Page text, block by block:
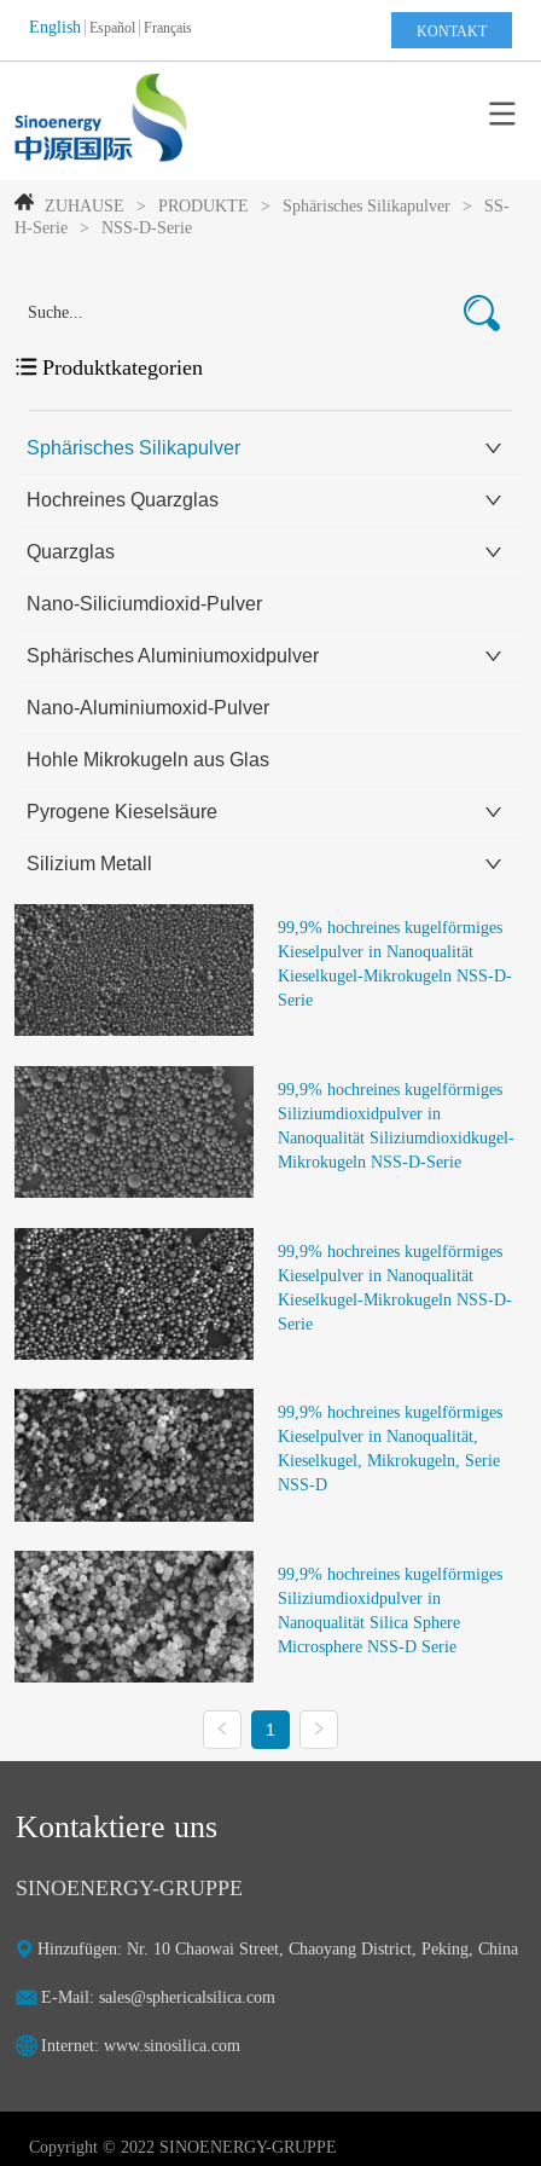
English Español Français KONTAKT
ZUHAUSE > PRODUKTE > Sphärisches Silikapulver >
SS-
H-Serie
> NSS-D-Serie
Produktkategorien
Sphärisches Silikapulver
Hochreines Quarzglas
Quarzglas
Nano-Siliciumdioxid-Pulver
Sphärisches Aluminiumoxidpulver
Nano-Aluminiumoxid-Pulver
Hohle Mikrokugeln aus Glas
Pyrogene Kieselsäure
Silizium Metall
99,9% hochreines kugelförmiges
Kieselpulver in Nanoqualität
Kieselkugel-Mikrokugeln NSS-D-
Serie
99,9% hochreines kugelförmiges
Siliziumdioxidpulver in
Nanoqualität Siliziumdioxidkugel-
Mikrokugeln NSS-D-Serie
99,9% hochreines kugelförmiges
Kieselpulver in Nanoqualität
Kieselkugel-Mikrokugeln NSS-D-
Serie
99,9% hochreines kugelförmiges
Kieselpulver in Nanoqualität,
Kieselkugel, Mikrokugeln, Serie
NSS-D
99,9% hochreines kugelförmiges
Siliziumdioxidpulver in
Nanoqualität Silica Sphere
Microsphere NSS-D Serie
1
Kontaktiere uns
SINOENERGY-GRUPPE
Hinzufügen: Nr. 10 Chaowai Street, Chaoyang District, Peking, China
E-Mail: sales@sphericalsilica.com
Internet: www.sinosilica.com
Copyright © 2022 SINOENERGY-GRUPPE